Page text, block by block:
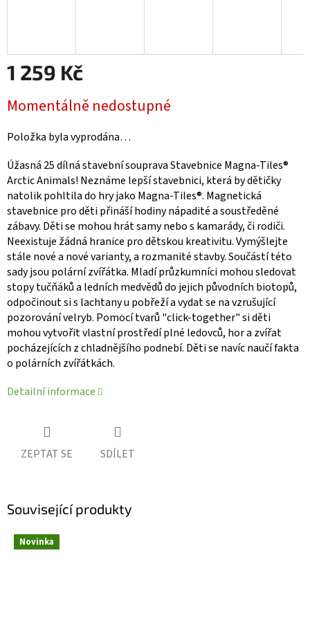
1 259 Kč
cena:
Momentálně nedostupné
Položka byla vyprodána…
Úžasná 25 dílná stavební souprava Stavebnice Magna-Tiles®
Arctic Animals! Neznáme lepší stavebnici, která by dětičky
natolik pohltila do hry jako Magna-Tiles®. Magnetická
stavebnice pro děti přináší hodiny nápadité a soustředěné
zábavy. Děti se mohou hrát samy nebo s kamarády, či rodiči.
Neexistuje žádná hranice pro dětskou kreativitu. Vymýšlejte
stále nové a nové varianty, a rozmanité stavby. Součástí této
sady jsou polární zvířátka. Mladí průzkumníci mohou sledovat
stopy tučňáků a ledních medvědů do jejich původních biotopů,
odpočinout si s lachtany u pobřeží a vydat se na vzrušující
pozorování velryb. Pomocí tvarů "click-together" si děti
mohou vytvořit vlastní prostředí plné ledovců, hor a zvířat
pocházejících z chladnějšího podnebí. Děti se navíc naučí fakta
o polárních zvířátkách.
Detailní informace
ZEPTAT SE SDÍLET
Související produkty
Novinka